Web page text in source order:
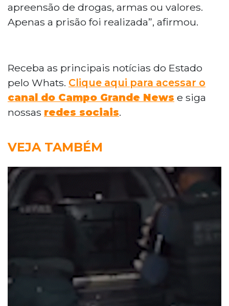
apreensão de drogas, armas ou valores.
Apenas a prisão foi realizada”, afirmou.
Receba as principais notícias do Estado
pelo Whats. Clique aqui para acessar o
canal do Campo Grande News e siga
nossas redes sociais.
VEJA TAMBÉM